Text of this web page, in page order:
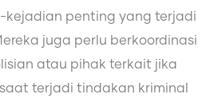
kejadian penting yang terjadi
juga perlu berkoordinasi
atau pihak terkait jika
terjadi tindakan kriminal